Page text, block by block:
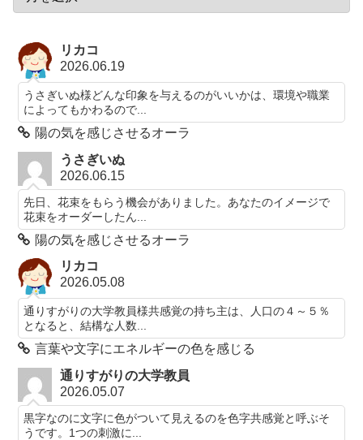
リカコ
2026.06.19
うさぎいぬ様どんな印象を与えるのがいいかは、環境や職業
によってもかわるので...
陽の気を感じさせるオーラ
うさぎいぬ
2026.06.15
先日、花束をもらう機会がありました。あなたのイメージで
花束をオーダーしたん...
陽の気を感じさせるオーラ
リカコ
2026.05.08
通りすがりの大学教員様共感覚の持ち主は、人口の４～５％
となると、結構な人数...
言葉や文字にエネルギーの色を感じる
通りすがりの大学教員
2026.05.07
黒字なのに文字に色がついて見えるのを色字共感覚と呼ぶそ
うです。1つの刺激に...